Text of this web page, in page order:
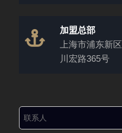
加盟总部
上海市浦东新区
川宏路365号